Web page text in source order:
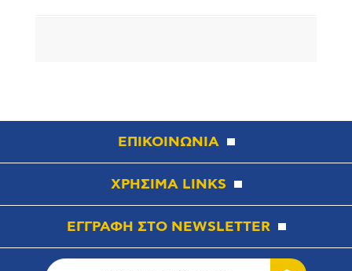
ΕΠΙΚΟΙΝΩΝΙΑ
ΧΡΗΣΙΜΑ LINKS
ΕΓΓΡΑΦΗ ΣΤΟ NEWSLETTER